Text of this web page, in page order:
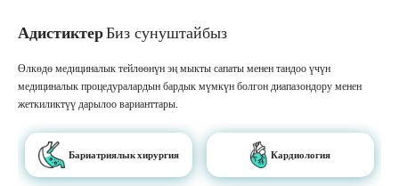
АдистиктерБиз сунуштайбыз
Өлкөдө медициналык тейлөөнүн эң мыкты сапаты менен тандоо үчүн
медициналык процедуралардын бардык мүмкүн болгон диапазондору менен
жеткиликтүү дарылоо варианттары.
Бариатриялык хирургия Кардиология